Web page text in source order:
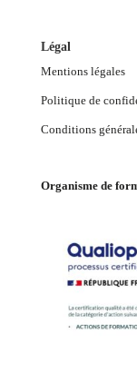
Légal
Mentions légales
Politique de
Conditions
Organisme de